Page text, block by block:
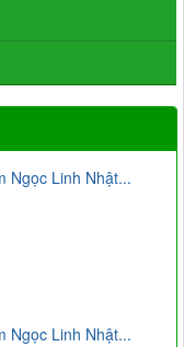
Ngọc Linh Nhật...
Ngọc Linh Nhật...